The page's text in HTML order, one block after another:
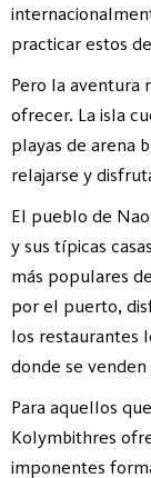
practicar estos
Pero la aventura
ofrecer. La isla
playas de arena
relajarse y
El pueblo de
y sus típicas
más populares
por el puerto,
los restaurantes
donde se
Para aquellos
Kolymbithres
imponentes